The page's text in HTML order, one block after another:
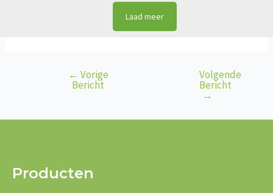
Laad meer
Bericht← Vorige
Bericht
Volgende
Bericht
→
Producten